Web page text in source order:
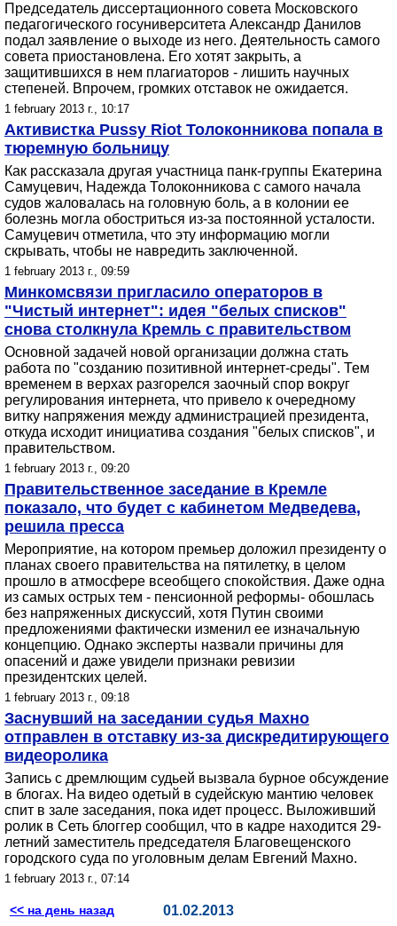
Председатель диссертационного совета Московского
педагогического госуниверситета Александр Данилов
подал заявление о выходе из него. Деятельность самого
совета приостановлена. Его хотят закрыть, а
защитившихся в нем плагиаторов - лишить научных
степеней. Впрочем, громких отставок не ожидается.
1 february 2013 г., 10:17
Активистка Pussy Riot Толоконникова попала в
тюремную больницу
Как рассказала другая участница панк-группы Екатерина
Самуцевич, Надежда Толоконникова с самого начала
судов жаловалась на головную боль, а в колонии ее
болезнь могла обостриться из-за постоянной усталости.
Самуцевич отметила, что эту информацию могли
скрывать, чтобы не навредить заключенной.
1 february 2013 г., 09:59
Минкомсвязи пригласило операторов в
"Чистый интернет": идея "белых списков"
снова столкнула Кремль с правительством
Основной задачей новой организации должна стать
работа по "созданию позитивной интернет-среды". Тем
временем в верхах разгорелся заочный спор вокруг
регулирования интернета, что привело к очередному
витку напряжения между администрацией президента,
откуда исходит инициатива создания "белых списков", и
правительством.
1 february 2013 г., 09:20
Правительственное заседание в Кремле
показало, что будет с кабинетом Медведева,
решила пресса
Мероприятие, на котором премьер доложил президенту о
планах своего правительства на пятилетку, в целом
прошло в атмосфере всеобщего спокойствия. Даже одна
из самых острых тем - пенсионной реформы- обошлась
без напряженных дискуссий, хотя Путин своими
предложениями фактически изменил ее изначальную
концепцию. Однако эксперты назвали причины для
опасений и даже увидели признаки ревизии
президентских целей.
1 february 2013 г., 09:18
Заснувший на заседании судья Махно
отправлен в отставку из-за дискредитирующего
видеоролика
Запись с дремлющим судьей вызвала бурное обсуждение
в блогах. На видео одетый в судейскую мантию человек
спит в зале заседания, пока идет процесс. Выложивший
ролик в Сеть блоггер сообщил, что в кадре находится 29-
летний заместитель председателя Благовещенского
городского суда по уголовным делам Евгений Махно.
1 february 2013 г., 07:14
<< на день назад 01.02.2013